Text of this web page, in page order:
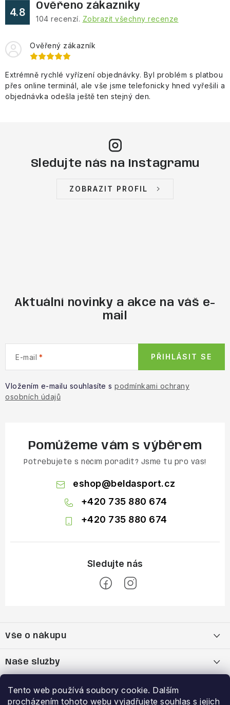
Tento web používá soubory cookie. Dalším
procházením tohoto webu vyjadřujete souhlas s jejich
4.8
Ověřeno zákazníky
104 recenzí. Zobrazit všechny recenze
Ověřený zákazník
Extrémně rychlé vyřízení objednávky. Byl problém s platbou
přes online terminál, ale vše jsme telefonicky hned vyřešili a
objednávka odešla ještě ten stejný den.
Sledujte nás na Instagramu
ZOBRAZIT PROFIL
Aktuální novinky a akce na váš e-
mail
E-mail
Vložením e-mailu souhlasíte s podmínkami ochrany
osobních údajů
PŘIHLÁSIT SE
Pomůžeme vám s výběrem
Potřebujete s něčím poradit? Jsme tu pro vás!
eshop@beldasport.cz
+420 735 880 674
+420 735 880 674
p
t
Vše o nákupu
Naše služby
Výhody a slevy